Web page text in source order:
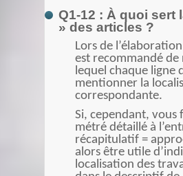
Q1-12 : À quoi
» des articles ?
Lors de
est recommandé
lequel chaque ligne
mentionner la
correspondante.
Si, cependant, vous
métré détaillé à
récapitulatif =
alors être utile
localisation des